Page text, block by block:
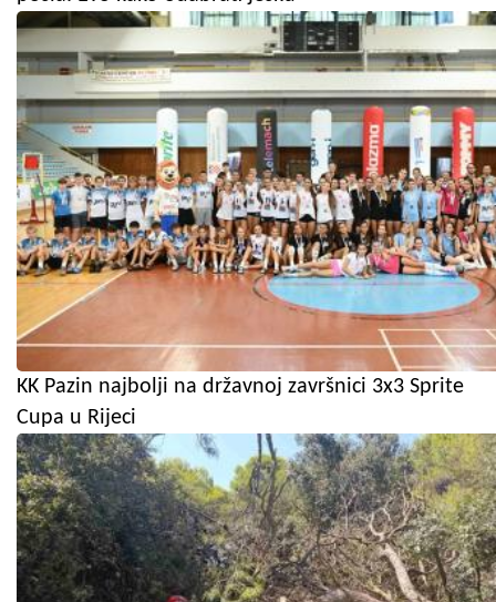
KK Pazin najbolji na državnoj završnici 3x3 Sprite
Cupa u Rijeci